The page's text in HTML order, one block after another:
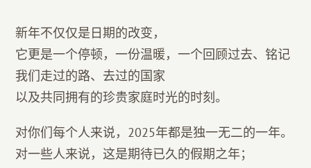
新年不仅仅是日期的改变，
它更是一个停顿，一份温暖，一个回顾过去、铭记
我们走过的路、去过的国家
以及共同拥有的珍贵家庭时光的时刻。
对你们每个人来说，2025年都是独一无二的一年。
对一些人来说，这是期待已久的假期之年；